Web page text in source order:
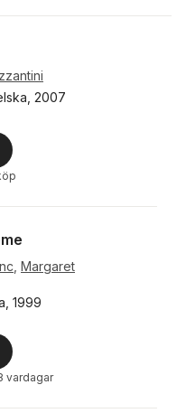
2007
Margaret
1999
vardagar